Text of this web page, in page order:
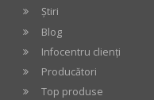
Știri
Blog
Infocentru clienți
Producători
Top produse